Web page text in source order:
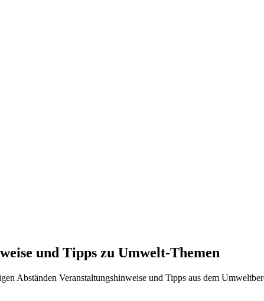
und Tipps zu Umwelt-Themen
Abständen Veranstaltungshinweise und Tipps aus dem